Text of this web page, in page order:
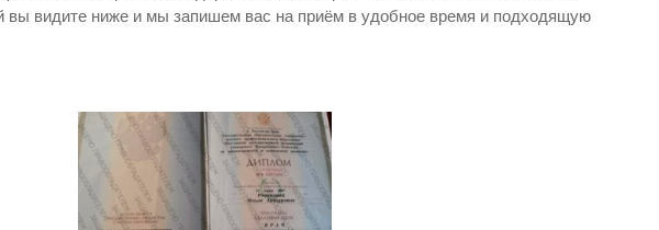
вы видите ниже и мы запишем вас на приём в удобное время и подходящую